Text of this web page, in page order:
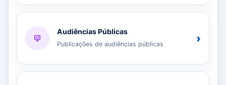
Audiências Públicas
Publicações de audiências públicas ›